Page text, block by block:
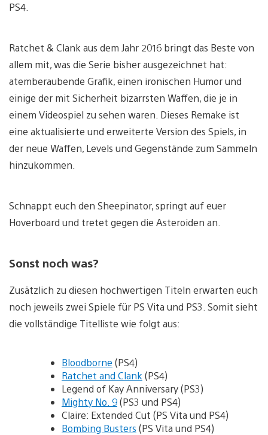
PS4.
Ratchet & Clank aus dem Jahr 2016 bringt das Beste von
allem mit, was die Serie bisher ausgezeichnet hat:
atemberaubende Grafik, einen ironischen Humor und
einige der mit Sicherheit bizarrsten Waffen, die je in
einem Videospiel zu sehen waren. Dieses Remake ist
eine aktualisierte und erweiterte Version des Spiels, in
der neue Waffen, Levels und Gegenstände zum Sammeln
hinzukommen.
Schnappt euch den Sheepinator, springt auf euer
Hoverboard und tretet gegen die Asteroiden an.
Sonst noch was?
Zusätzlich zu diesen hochwertigen Titeln erwarten euch
noch jeweils zwei Spiele für PS Vita und PS3. Somit sieht
die vollständige Titelliste wie folgt aus:
Bloodborne (PS4)
Ratchet and Clank (PS4)
Legend of Kay Anniversary (PS3)
Mighty No. 9(PS3 und PS4)
Claire: Extended Cut (PS Vita und PS4)
Bombing Busters (PS Vita und PS4)